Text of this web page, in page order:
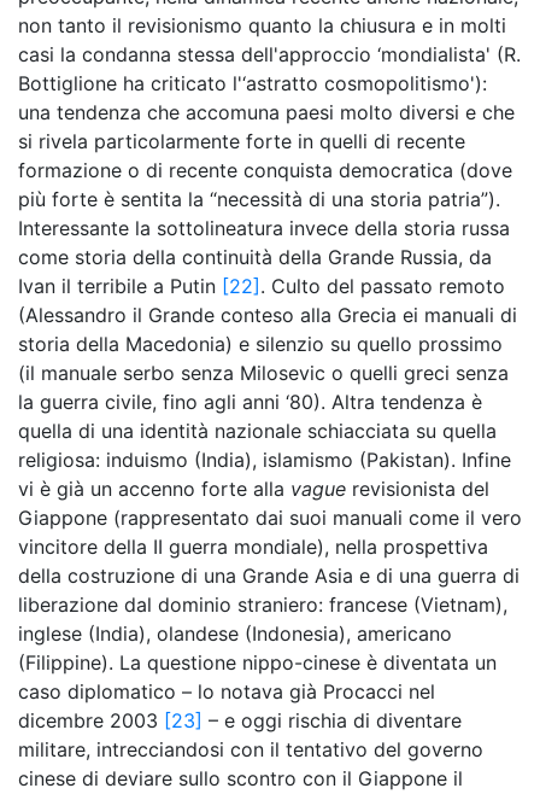
non tanto il revisionismo quanto la chiusura e in molti
casi la condanna stessa dell'approccio ‘mondialista' (R.
Bottiglione ha criticato l'‘astratto cosmopolitismo'):
una tendenza che accomuna paesi molto diversi e che
si rivela particolarmente forte in quelli di recente
formazione o di recente conquista democratica (dove
più forte è sentita la “necessità di una storia patria”).
Interessante la sottolineatura invece della storia russa
come storia della continuità della Grande Russia, da
Ivan il terribile a Putin [22] . Culto del passato remoto
(Alessandro il Grande conteso alla Grecia ei manuali di
storia della Macedonia) e silenzio su quello prossimo
(il manuale serbo senza Milosevic o quelli greci senza
la guerra civile, fino agli anni ‘80). Altra tendenza è
quella di una identità nazionale schiacciata su quella
religiosa: induismo (India), islamismo (Pakistan). Infine
vi è già un accenno forte alla vague revisionista del
Giappone (rappresentato dai suoi manuali come il vero
vincitore della II guerra mondiale), nella prospettiva
della costruzione di una Grande Asia e di una guerra di
liberazione dal dominio straniero: francese (Vietnam),
inglese (India), olandese (Indonesia), americano
(Filippine). La questione nippo-cinese è diventata un
caso diplomatico – lo notava già Procacci nel
dicembre 2003 [23] – e oggi rischia di diventare
militare, intrecciandosi con il tentativo del governo
cinese di deviare sullo scontro con il Giappone il